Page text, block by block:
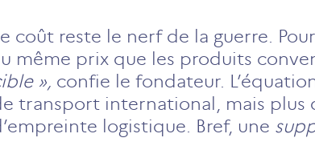
coût reste le nerf de la guerre.
même prix que les produits
», confie le fondateur.
transport international, mais plus
logistique. Bref, une